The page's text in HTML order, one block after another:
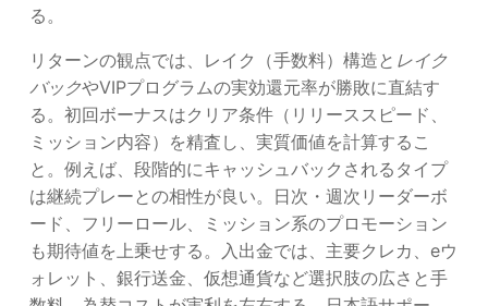
る。
リターンの観点では、レイク（手数料）構造と レイク
バックやVIPプログラムの実効還元率が勝敗に直結す
る。初回ボーナスはクリア条件（リリーススピード、
ミッション内容）を精査し、実質価値を計算するこ
と。例えば、段階的にキャッシュバックされるタイプ
は継続プレーとの相性が良い。日次・週次リーダーボ
ード、フリーロール、ミッション系のプロモーション
も期待値を上乗せする。入出金では、主要クレカ、eウ
ォレット、銀行送金、仮想通貨など選択肢の広さと手